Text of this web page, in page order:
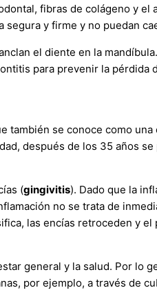
fibras de colágeno y
y firme y no puedan
el diente en la
para prevenir la pérdida
también se conoce como
después de los 35 años
(gingivitis). Dado que la
no se trata de
las encías retroceden y
general y la salud. Por lo
por ejemplo, a través de